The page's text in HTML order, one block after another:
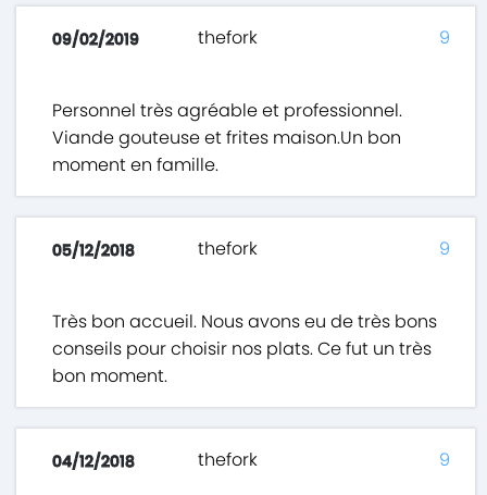
09/02/2019 thefork
Personnel très agréable et professionnel.
Viande gouteuse et frites maison.Un bon
moment en famille.
9
05/12/2018 thefork
Très bon accueil. Nous avons eu de très bons
conseils pour choisir nos plats. Ce fut un très
bon moment.
9
04/12/2018 thefork 9